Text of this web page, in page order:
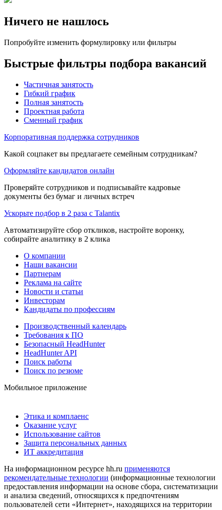
Ничего не нашлось
Попробуйте изменить формулировку или фильтры
Быстрые фильтры подбора вакансий
Частичная занятость
Гибкий график
Полная занятость
Проектная работа
Сменный график
Корпоративная поддержка сотрудников
Какой соцпакет вы предлагаете семейным сотрудникам?
Оформляйте кандидатов онлайн
Проверяйте сотрудников и подписывайте кадровые
документы без бумаг и личных встреч
Ускорьте подбор в 2 раза с Talantix
Автоматизируйте сбор откликов, настройте воронку,
собирайте аналитику в 2 клика
О компании
Наши вакансии
Партнерам
Реклама на сайте
Новости и статьи
Инвесторам
Кандидаты по профессиям
Производственный календарь
Требования к ПО
Безопасный HeadHunter
HeadHunter API
Поиск работы
Поиск по резюме
Мобильное приложение
Этика и комплаенс
Оказание услуг
Использование сайтов
Защита персональных данных
ИТ аккредитация
На информационном ресурсе hh.ru применяются
рекомендательные технологии (информационные технологии
предоставления информации на основе сбора, систематизации
и анализа сведений, относящихся к предпочтениям
пользователей сети «Интернет», находящихся на территории